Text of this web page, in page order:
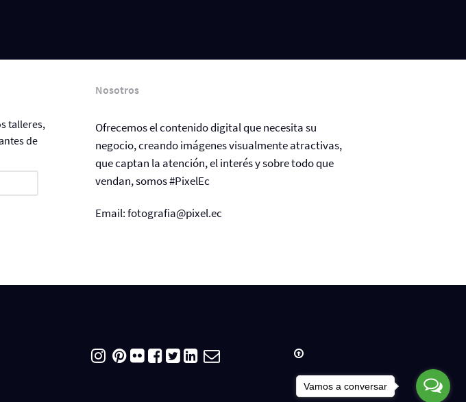
talleres,
de
Nosotros
Ofrecemos el contenido digital que necesita su
negocio, creando imágenes visualmente atractivas,
que captan la atención, el interés y sobre todo que
vendan, somos #PixelEc
Email:fotografia@pixel.ec
Vamos a conversar